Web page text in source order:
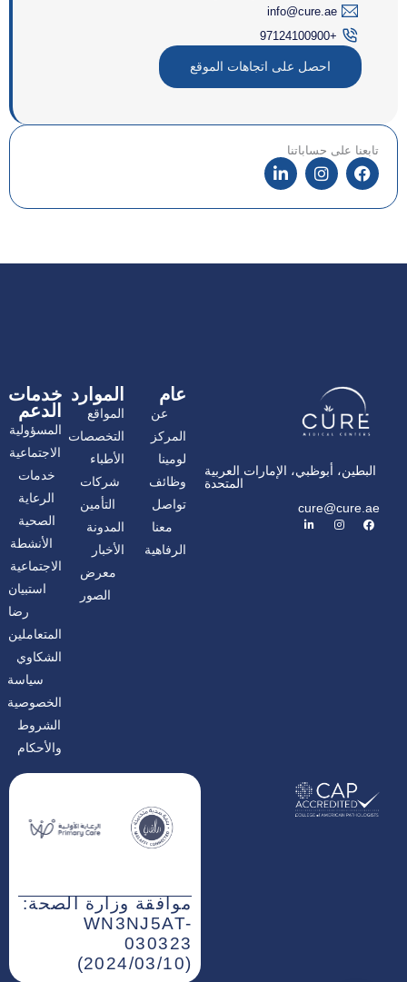
info@cure.ae
+97124100900
احصل على اتجاهات الموقع
تابعنا على حساباتنا
ف
ي
ب
ا
ن
ت
ا
ل
ي
ك
ن
البطين، أبوظبي، الإمارات العربية
المتحدة
cure@cure.ae
ف
ي
ا
ن
ل
ي
عام
عن
المركز
لومينا
وظائف
تواصل
معنا
الرفاهية
الموارد
المواقع
التخصصات
الأطباء
شركات
التأمين
المدونة
الأخبار
معرض
الصور
خدمات
الدعم
المسؤولية
الاجتماعية
خدمات
الرعاية
الصحية
الأنشطة
الاجتماعية
استبيان
رضا
المتعاملين
الشكاوي
سياسة
الخصوصية
الشروط
والأحكام
موافقة وزارة الصحة:
WN3NJ5AT-
030323
(2024/03/10)